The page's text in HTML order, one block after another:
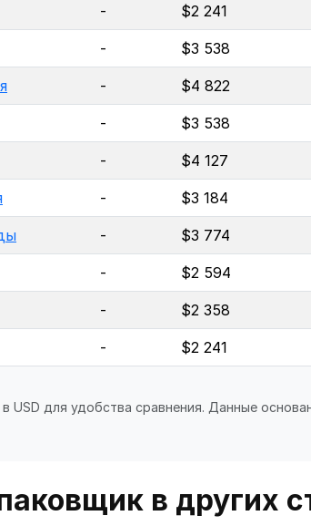
- $2 241
- $3 538
- $4 822
- $3 538
- $4 127
- $3 184
- $3 774
- $2 594
- $2 358
- $2 241
USD для удобства сравнения. Данные
в других